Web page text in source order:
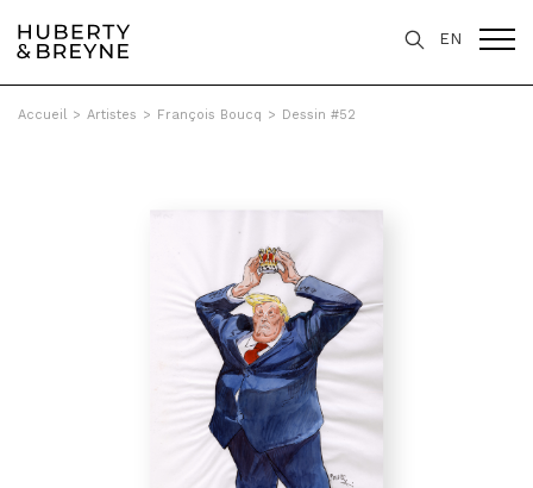
EN
Accueil > Artistes > François Boucq > Dessin #52